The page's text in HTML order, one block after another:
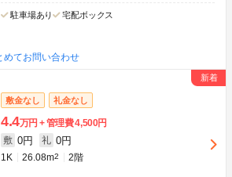
駐車場あり 宅配ボックス
めてお問い合わせ
敷金なし 礼金なし
4.4万円 管理費4,500円
敷 0円 礼 0円
1K 26.08m2 2階